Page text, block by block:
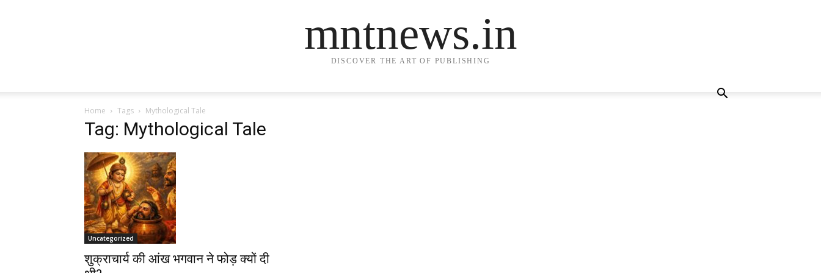
mntnews.in
DISCOVER THE ART OF PUBLISHING
Home Tags Mythological Tale
Tag: Mythological Tale
Uncategorized
शुक्राचार्य की आंख भगवान ने फोड़ क्यों दी